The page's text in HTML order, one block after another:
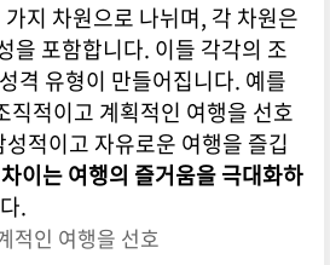
지 차원으로 나뉘며, 각 차원은
을 포함합니다. 이들 각각의 조
격 유형이 만들어집니다. 예를
직적이고 계획적인 여행을 선호
적이고 자유로운 여행을 즐깁
이는 여행의 즐거움을 극대화하
.
적인 여행을 선호